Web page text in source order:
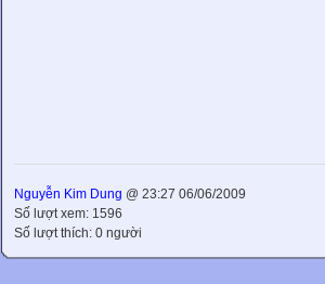
Nguyễn Kim Dung @ 23:27 06/06/2009
Số lượt xem: 1596
Số lượt thích: 0 người